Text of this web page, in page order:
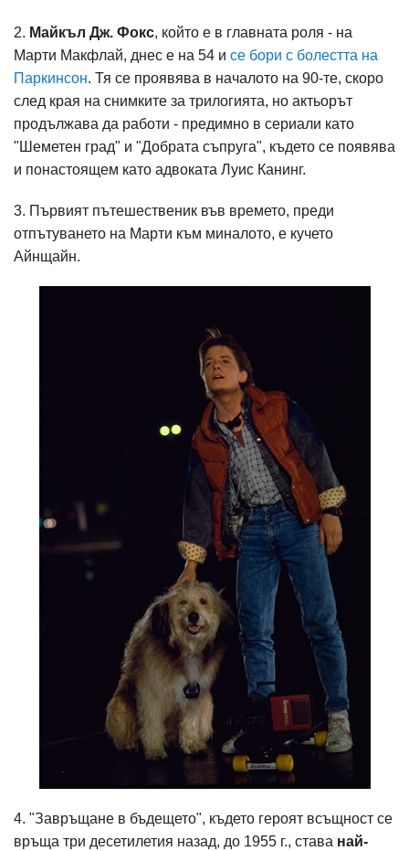
2. Майкъл Дж. Фокс, който е в главната роля - на
Марти Макфлай, днес е на 54 и се бори с болестта на
Паркинсон. Тя се проявява в началото на 90-те, скоро
след края на снимките за трилогията, но актьорът
продължава да работи - предимно в сериали като
"Шеметен град" и "Добрата съпруга", където се появява
и понастоящем като адвоката Луис Канинг.
3. Първият пътешественик във времето, преди
отпътуването на Марти към миналото, е кучето
Айнщайн.
4. "Завръщане в бъдещето", където героят всъщност се
връща три десетилетия назад, до 1955 г., става най-